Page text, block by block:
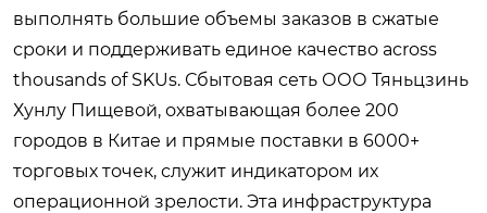
выполнять большие объемы заказов в сжатые
сроки и поддерживать единое качество across
thousands of SKUs. Сбытовая сеть ООО Тяньцзинь
Хунлу Пищевой, охватывающая более 200
городов в Китае и прямые поставки в 6000+
торговых точек, служит индикатором их
операционной зрелости. Эта инфраструктура